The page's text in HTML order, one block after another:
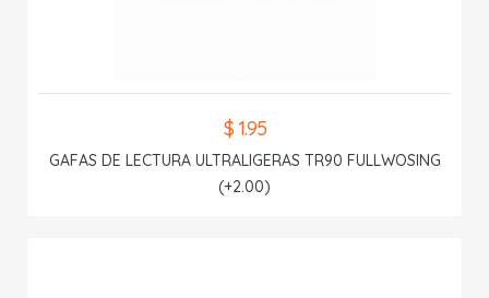
$ 1.95
GAFAS DE LECTURA ULTRALIGERAS TR90 FULLWOSING
(+2.00)